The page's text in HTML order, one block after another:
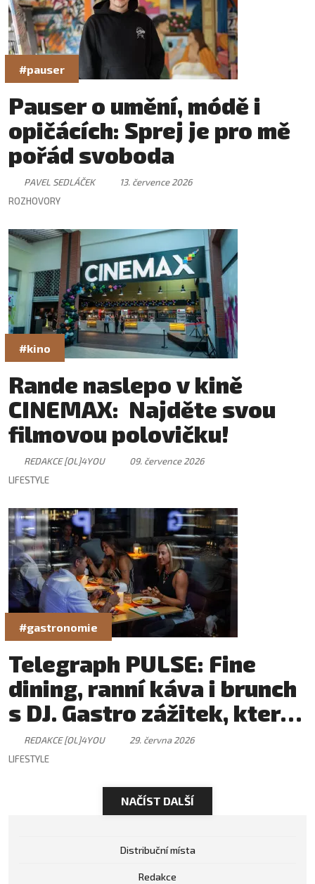
#pauser
Pauser o umění, módě i
opičácích: Sprej je pro mě
pořád svoboda
PAVEL SEDLÁČEK
13. července 2026
ROZHOVORY
#kino
Rande naslepo v kině
CINEMAX: Najděte svou
filmovou polovičku!
REDAKCE [OL]4YOU
09. července 2026
LIFESTYLE
#gastronomie
Telegraph PULSE: Fine
dining, ranní káva i brunch
s DJ. Gastro zážitek, který
má svůj rytmus
REDAKCE [OL]4YOU
29. června 2026
LIFESTYLE
NAČÍST DALŠÍ
Distribuční místa
Redakce